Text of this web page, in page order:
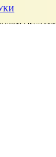
СЛУЖБА ПО